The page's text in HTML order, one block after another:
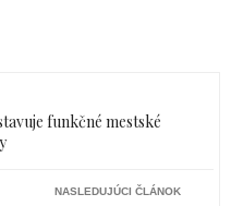
funkčné mestské
NASLEDUJÚCI ČLÁNOK